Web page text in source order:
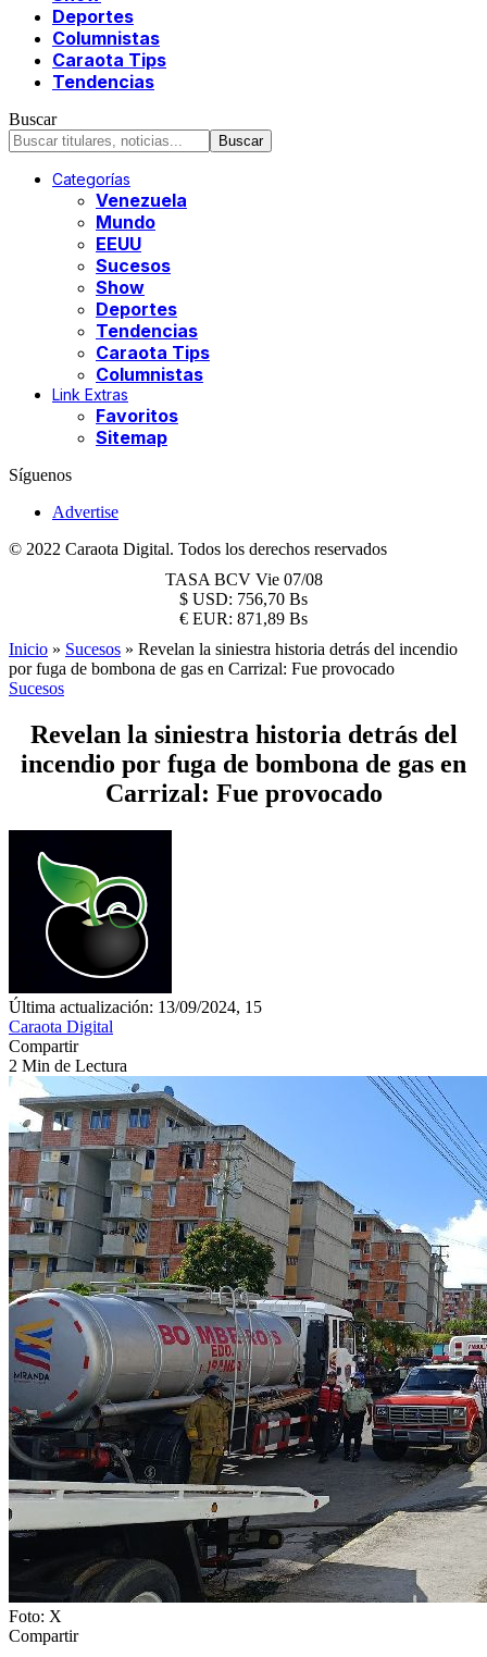
Deportes
Columnistas
Caraota Tips
Tendencias
Buscar
Categorías
Venezuela
Mundo
EEUU
Sucesos
Show
Deportes
Tendencias
Caraota Tips
Columnistas
Link Extras
Favoritos
Sitemap
Síguenos
Advertise
© 2022 Caraota Digital. Todos los derechos reservados
TASA BCV Vie 07/08
$ USD: 756,70 Bs
€ EUR: 871,89 Bs
Inicio » Sucesos » Revelan la siniestra historia detrás del incendio
por fuga de bombona de gas en Carrizal: Fue provocado
Sucesos
Revelan la siniestra historia detrás del
incendio por fuga de bombona de gas en
Carrizal: Fue provocado
Última actualización: 13/09/2024, 15
Caraota Digital
Compartir
2 Min de Lectura
Foto: X
Compartir